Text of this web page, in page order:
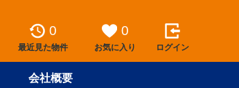
0
最近見た物件
0
お気に入り ログイン
会社概要